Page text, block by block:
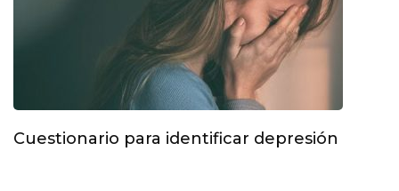
Cuestionario para identificar depresión